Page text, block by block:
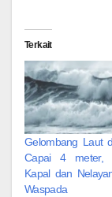
Terkait
Gelombang Laut
Capai 4 meter,
Kapal dan
Waspada